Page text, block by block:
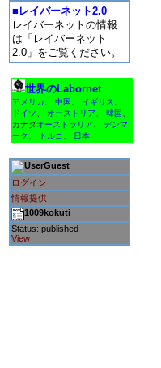
■レイバーネット2.0
レイバーネットの情報
は「レイバーネット
2.0」をご覧ください。
世界のLabornet
アメリカ 中国 イギリス
ドイツ
オーストリア 韓国
カナダオーストラリア
デンマ
ーク
トルコ 日本
Guest
ログイン
情報提供
1009kokuti
Status: published
View